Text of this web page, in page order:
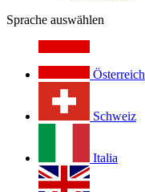
Sprache auswählen
Österreich
Schweiz
Italia